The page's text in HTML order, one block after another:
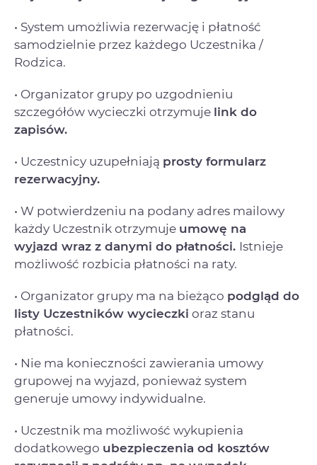
• System umożliwia rezerwację i płatność
samodzielnie przez każdego Uczestnika /
Rodzica.
• Organizator grupy po uzgodnieniu
szczegółów wycieczki otrzymuje link do
zapisów.
• Uczestnicy uzupełniają prosty formularz
rezerwacyjny.
• W potwierdzeniu na podany adres mailowy
każdy Uczestnik otrzymuje umowę na
wyjazd wraz z danymi do płatności. Istnieje
możliwość rozbicia płatności na raty.
• Organizator grupy ma na bieżąco podgląd do
listy Uczestników wycieczki oraz stanu
płatności.
• Nie ma konieczności zawierania umowy
grupowej na wyjazd, ponieważ system
generuje umowy indywidualne.
• Uczestnik ma możliwość wykupienia
dodatkowego ubezpieczenia od kosztów